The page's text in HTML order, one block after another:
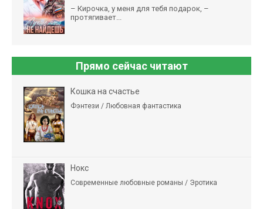
– Кирочка, у меня для тебя подарок, –
протягивает...
Прямо сейчас читают
Кошка на счастье
Фэнтези / Любовная фантастика
Нокс
Современные любовные романы / Эротика